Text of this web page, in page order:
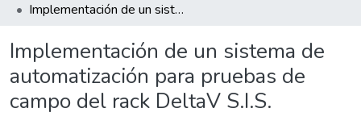
Implementación de un sistema de automatización para pruebas de campo del rack DeltaV S.I.S.
Implementación de un sistema de
automatización para pruebas de
campo del rack DeltaV S.I.S.